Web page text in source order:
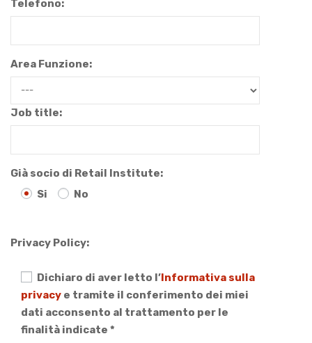
Telefono:
Area Funzione:
Job title:
Già socio di Retail Institute:
Si
No
Privacy Policy:
Dichiaro di aver letto l’Informativa sulla
privacy e tramite il conferimento dei miei
dati acconsento al trattamento per le
finalità indicate *